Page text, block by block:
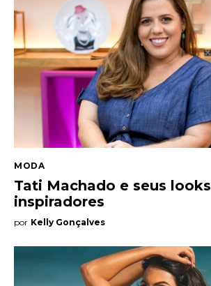
MODA
Tati Machado e seus looks
inspiradores
por Kelly Gonçalves